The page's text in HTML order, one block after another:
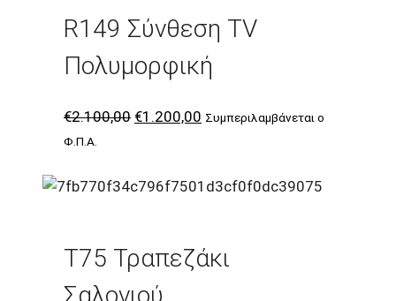
R149 Σύνθεση TV
Πολυμορφική
€2.100,00 Original
€2.100,00.
€1.200,00 Η
είναι:
Συμπεριλαμβάνεται ο
Φ.Π.Α.
T75 Τραπεζάκι